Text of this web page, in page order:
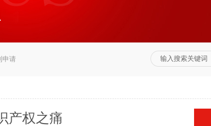
申请
产权之痛